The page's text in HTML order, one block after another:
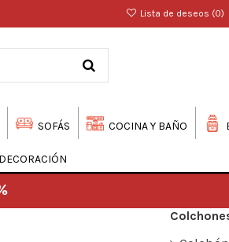
Lista de deseos (0)
SOFÁS COCINA Y BAÑO
DECORACIÓN